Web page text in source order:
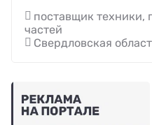
поставщик техники,
частей
Свердловская